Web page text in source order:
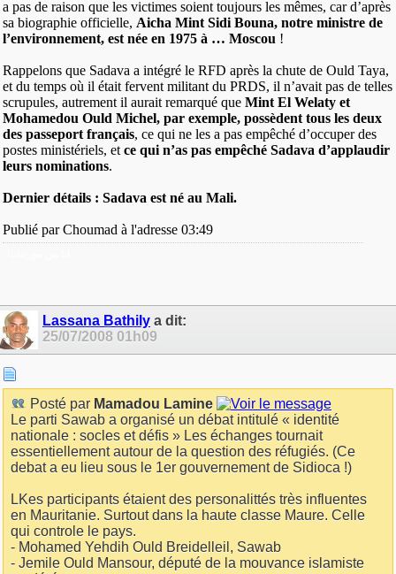
a pas de raison que les victimes soient toujours les mêmes, car d’après
sa biographie officielle, Aicha Mint Sidi Bouna, notre ministre de
l’environnement, est née en 1975 à … Moscou !
Rappelons que Sadava a intégré le RFD après la chute de Ould Taya,
et du temps où il était fervent militant du PRDS, il n’avait pas de telles
scrupules, autrement il aurait remarqué que Mint El Welaty et
Mohamedou Ould Michel, par exemple, possèdent tous les deux
des passeport français, ce qui ne les a pas empêché d’occuper des
postes ministériels, et ce qui n’as pas empêché Sadava d’applaudir
leurs nominations.
Dernier détails : Sadava est né au Mali.
Publié par Choumad à l'adresse 03:49
Lassana Bathily a dit:
25/07/2008 01h09
Posté par Mamadou Lamine
Le parti Sawab a organisé un débat intitulé « identité
nationale : socles et défis » Les échanges tournait
essentiellement autour de la question des réfugiés. (Ce
debat a eu lieu sous le 1er gouvernement de Sidioca !)
LKes participants étaient des personalittés très influentes
en Mauritanie. Surtout dans la haute classe Maure. Celle
qui controle le pays.
- Mohamed Yehdih Ould Breidelleil, Sawab
- Jemile Ould Mansour, député de la mouvance islamiste